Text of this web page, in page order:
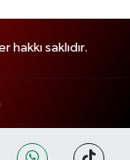
saklıdır.